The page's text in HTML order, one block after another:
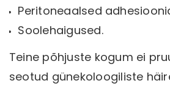
Peritoneaalsed
Soolehaigused.
Teine põhjuste kogum ei
seotud günekoloogiliste